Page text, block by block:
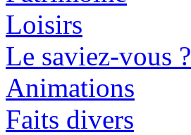
Loisirs
Le saviez-vous ?
Animations
Faits divers